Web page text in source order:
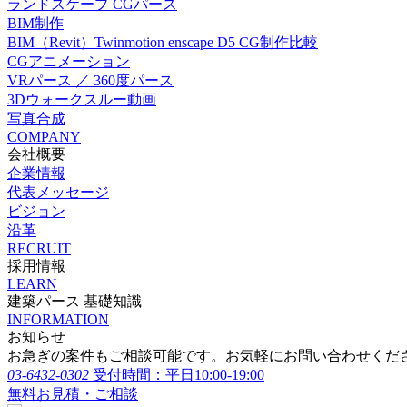
ランドスケープ CGパース
BIM制作
BIM（Revit）Twinmotion enscape D5 CG制作比較
CGアニメーション
VRパース ／ 360度パース
3Dウォークスルー動画
写真合成
COMPANY
会社概要
企業情報
代表メッセージ
ビジョン
沿革
RECRUIT
採用情報
LEARN
建築パース 基礎知識
INFORMATION
お知らせ
お急ぎの案件もご相談可能です。お気軽にお問い合わせくだ
03-6432-0302 受付時間：平日10:00-19:00
無料お見積・ご相談